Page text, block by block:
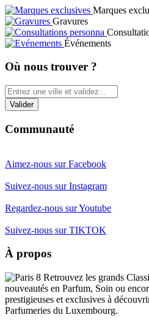
Marques
Gravures
Événements
Où nous trouver ?
Communauté
Aimez-nous sur Facebook
Suivez-nous sur Instagram
Regardez-nous sur Youtube
Suivez-nous sur TIKTOK
À propos
Retrouvez les grands
nouveautés en Parfum, Soin ou
prestigieuses et exclusives à
Parfumeries du Luxembourg.